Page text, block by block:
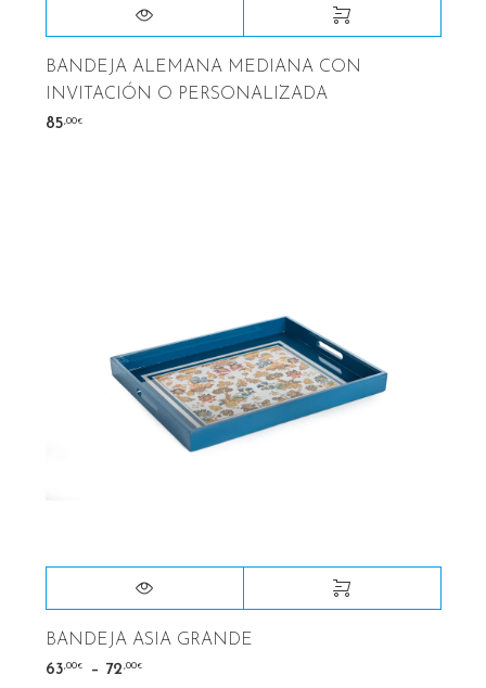
BANDEJA ALEMANA MEDIANA CON
INVITACIÓN O PERSONALIZADA
85 ,00€
BANDEJA ASIA GRANDE
63,00€ – 72 ,00€